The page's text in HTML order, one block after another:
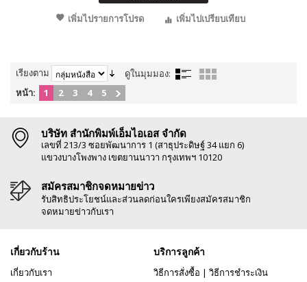
เพิ่มไปรายการโปรด
เพิ่มไปเปรียบเทียบ
เรียงตาม
ดูในมุมมอง:
หน้า:
1 2 3 4 5
บริษัท สำนักพิมพ์เอ็มไอเอส จำกัด
เลขที่ 213/3 ซอยพัฒนาการ 1 (สาธุประดิษฐ์ 34 แยก 6)
แขวงบางโพงพาง เขตยานนาวา กรุงเทพฯ 10120
สมัครสมาชิกจดหมายข่าว
รับสิทธิประโยชน์และส่วนลดก่อนใครเพียงสมัครสมาชิก
จดหมายข่าวกับเรา
เกี่ยวกับร้าน
เกี่ยวกับเรา
บริการลูกค้า
วิธีการสั่งซื้อ | วิธีการชำระเงิน